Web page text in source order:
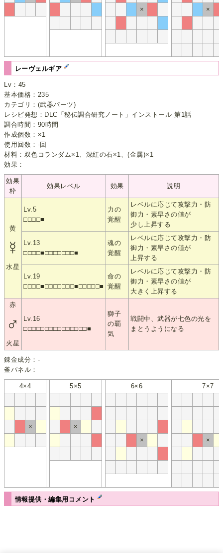
×
×
レーヴェルギア
Lv：45
基本価格：235
カテゴリ：(武器パーツ)
レシピ発想：DLC「秘伝調合研究ノート」インストール 第1話
調合時間：90時間
作成個数：×1
使用回数：-回
材料：双色コランダム×1、深紅の石×1、(金属)×1
効果：
効果
枠
効果レベル 効果 説明
黄
☿
水星
Lv.5
□□□□■
力の
覚醒
レベルに応じて攻撃力・防
御力・素早さの値が
少し上昇する
Lv.13
□□□□■□□□□□□□■
魂の
覚醒
レベルに応じて攻撃力・防
御力・素早さの値が
上昇する
Lv.19
□□□□■□□□□□□□■□□□□□■
命の
覚醒
レベルに応じて攻撃力・防
御力・素早さの値が
大きく上昇する
赤
♂
火星
Lv.16
□□□□□□□□□□□□□□□■
獅子
の覇
気
戦闘中、武器が七色の光を
まとうようになる
錬金成分：-
釜パネル：
4×4 5×5 6×6 7×7
×
×
×
×
情報提供・編集用コメント